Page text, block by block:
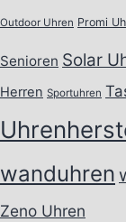
Outdoor Uhren Promi
Senioren Solar
Herren Sportuhren
wanduhren
Zeno Uhren